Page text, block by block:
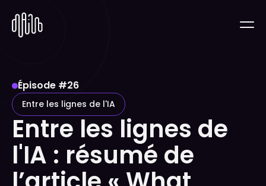
Épisode #26
Entre les lignes de l'IA
Entre les lignes de
l'IA : résumé de